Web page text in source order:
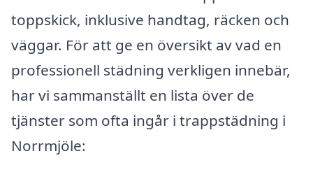
toppskick, inklusive handtag, räcken och
väggar. För att ge en översikt av vad en
professionell städning verkligen innebär,
har vi sammanställt en lista över de
tjänster som ofta ingår i trappstädning i
Norrmjöle: